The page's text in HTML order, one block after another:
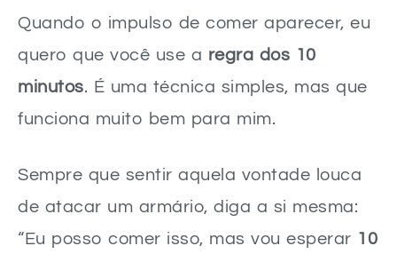
Quando o impulso de comer aparecer, eu
quero que você use a regra dos 10
minutos. É uma técnica simples, mas que
funciona muito bem para mim.
Sempre que sentir aquela vontade louca
de atacar um armário, diga a si mesma:
“Eu posso comer isso, mas vou esperar 10